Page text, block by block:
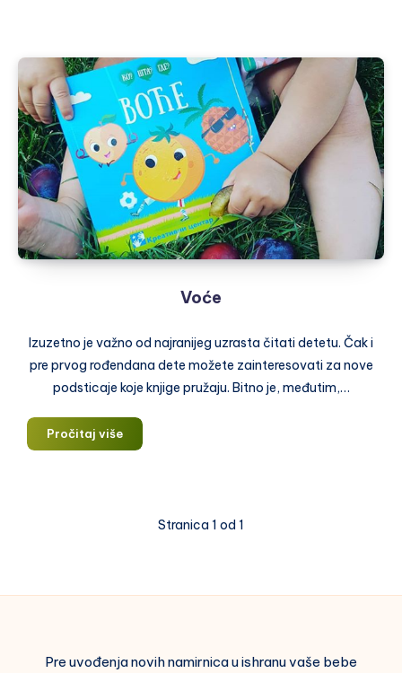
Voće
Izuzetno je važno od najranijeg uzrasta čitati detetu. Čak i
pre prvog rođendana dete možete zainteresovati za nove
podsticaje koje knjige pružaju. Bitno je, međutim,…
Pročitaj višeVoće
Stranica 1 od 1
Pre uvođenja novih namirnica u ishranu vaše bebe